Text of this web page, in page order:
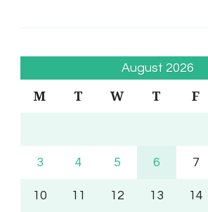
August 2026
M T W T F
3 4 5 6 7
10 11 12 13 14